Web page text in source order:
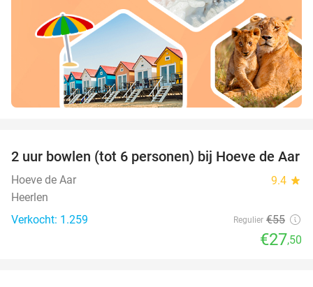
50%
2 uur bowlen (tot 6 personen) bij Hoeve de Aar
Hoeve de Aar 9.4 star
Heerlen
Verkocht: 1.259
Regulier €55
€27,50